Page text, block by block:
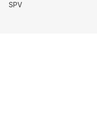
SPV